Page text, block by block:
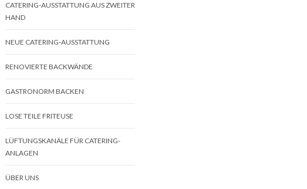
CATERING-AUSSTATTUNG AUS ZWEITER
HAND
NEUE CATERING-AUSSTATTUNG
RENOVIERTE BACKWÄNDE
GASTRONORM BACKEN
LOSE TEILE FRITEUSE
LÜFTUNGSKANÄLE FÜR CATERING-
ANLAGEN
ÜBER UNS